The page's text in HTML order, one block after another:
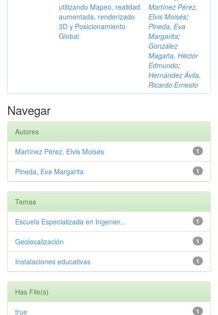
utilizando Mapeo, realidad
aumentada, renderizado
3D y Posicionamiento
Global
Martínez Pérez,
Elvis Moisés;
Pineda, Eva
Margarita;
González
Magaña, Héctor
Edmundo;
Hernández Ávila,
Ricardo Ernesto
Navegar
Autores
1
Martínez Pérez, Elvis Moisés
1
Pineda, Eva Margarita
Temas
1
Escuela Especializada en Ingenier...
1
Geolocalización
1
Instalaciones educativas
Has File(s)
1
true